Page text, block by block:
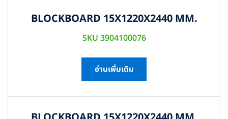
BLOCKBOARD 15X1220X2440 MM.
SKU 3904100076
อ่านเพิ่มเติม